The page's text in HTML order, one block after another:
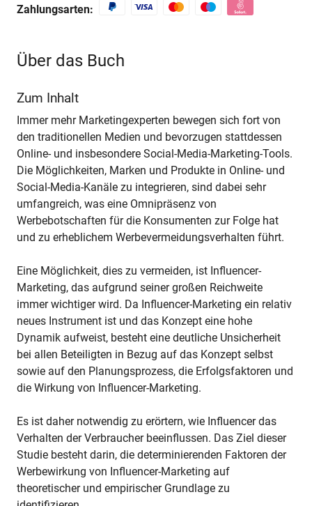
Zahlungsarten:
Über das Buch
Zum Inhalt
Immer mehr Marketingexperten bewegen sich fort von
den traditionellen Medien und bevorzugen stattdessen
Online- und insbesondere Social-Media-Marketing-Tools.
Die Möglichkeiten, Marken und Produkte in Online- und
Social-Media-Kanäle zu integrieren, sind dabei sehr
umfangreich, was eine Omnipräsenz von
Werbebotschaften für die Konsumenten zur Folge hat
und zu erheblichem Werbevermeidungsverhalten führt.
Eine Möglichkeit, dies zu vermeiden, ist Influencer-
Marketing, das aufgrund seiner großen Reichweite
immer wichtiger wird. Da Influencer-Marketing ein relativ
neues Instrument ist und das Konzept eine hohe
Dynamik aufweist, besteht eine deutliche Unsicherheit
bei allen Beteiligten in Bezug auf das Konzept selbst
sowie auf den Planungsprozess, die Erfolgsfaktoren und
die Wirkung von Influencer-Marketing.
Es ist daher notwendig zu erörtern, wie Influencer das
Verhalten der Verbraucher beeinflussen. Das Ziel dieser
Studie besteht darin, die determinierenden Faktoren der
Werbewirkung von Influencer-Marketing auf
theoretischer und empirischer Grundlage zu